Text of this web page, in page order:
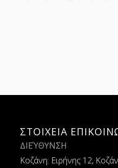
ΣΤΟΙΧΕΙΑ
ΔΙΕΎΘΥΝΣΗ
Κοζάνη: Ειρήνης 12,